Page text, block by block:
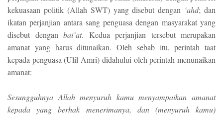
kekuasaan politik (Allah SWT) yang disebut dengan ‘ahd; dan
ikatan perjanjian antara sang penguasa dengan masyarakat yang
disebut dengan bai’at. Kedua perjanjian tersebut merupakan
amanat yang harus ditunaikan. Oleh sebab itu, perintah taat
kepada penguasa (Ulil Amri) didahului oleh perintah menunaikan
amanat:
Sesungguhnya Allah menyuruh kamu menyampaikan amanat
kepada yang berhak menerimanya, dan (menyuruh kamu)